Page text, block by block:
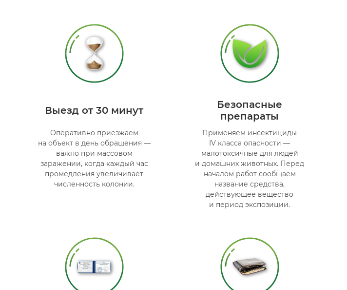
Выезд от 30 минут
Оперативно приезжаем
на объект в день обращения —
важно при массовом
заражении, когда каждый час
промедления увеличивает
численность колонии.
Безопасные
препараты
Применяем инсектициды
IV класса опасности —
малотоксичные для людей
и домашних животных. Перед
началом работ сообщаем
название средства,
действующее вещество
и период экспозиции.